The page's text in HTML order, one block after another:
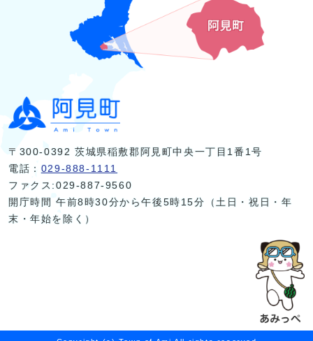
〒300-0392 茨城県稲敷郡阿見町中央一丁目1番1号
電話： 029-888-1111
ファクス:029-887-9560
開庁時間 午前8時30分から午後5時15分（土日・祝日・年
末・年始を除く）